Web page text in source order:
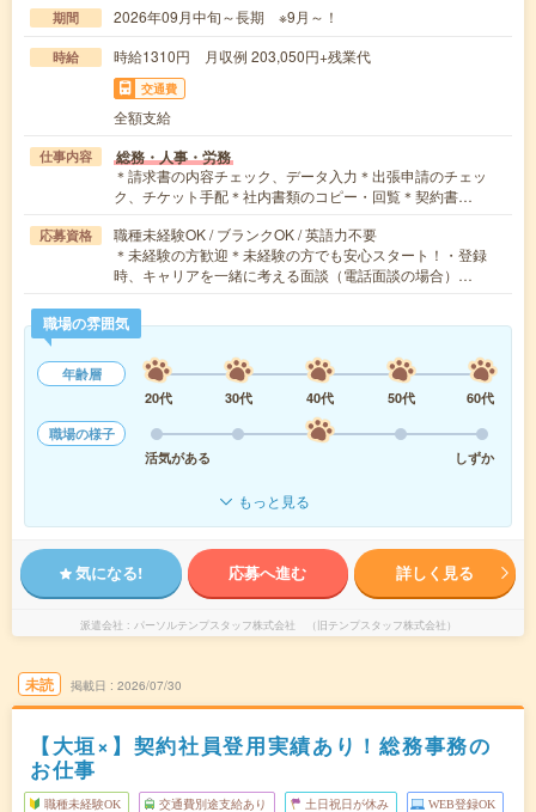
期間 2026年09月中旬～長期 ※9月～！
時給 時給1310円 月収例 203,050円+残業代
交通費
全額支給
仕事内容 総務・人事・労務
＊請求書の内容チェック、データ入力＊出張申請のチェッ
ク、チケット手配＊社内書類のコピー・回覧＊契約書…
応募資格
職種未経験OK / ブランクOK / 英語力不要
＊未経験の方歓迎＊未経験の方でも安心スタート！・登録
時、キャリアを一緒に考える面談（電話面談の場合）…
職場の雰囲気
年齢層
20代
30代 40代 50代
60代
職場の様子
活気がある
しずか
もっと見る
気になる! 応募へ進む 詳しく見る
派遣会社 パーソルテンプスタッフ株式会社 （旧テンプスタッフ株式会社）
未読 掲載日 2026/07/30
【大垣×】契約社員登用実績あり！総務事務の
お仕事
職種未経験OK 交通費別途支給あり 土日祝日が休み WEB登録OK